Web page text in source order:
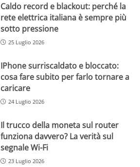
Caldo record e blackout: perché la
rete elettrica italiana è sempre più
sotto pressione
25 Luglio 2026
IPhone surriscaldato e bloccato:
cosa fare subito per farlo tornare a
caricare
24 Luglio 2026
Il trucco della moneta sul router
funziona davvero? La verità sul
segnale Wi-Fi
23 Luglio 2026